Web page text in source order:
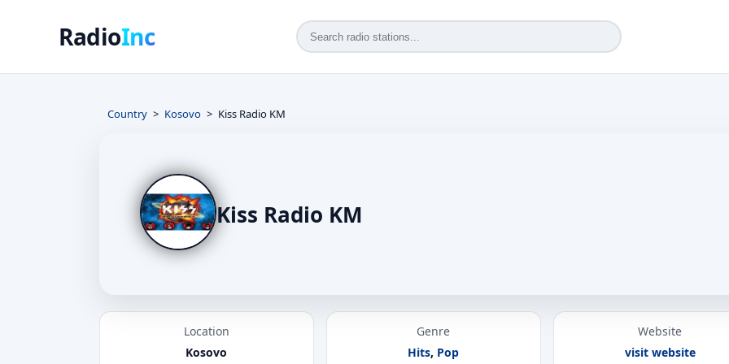
RadioInc
Country Kosovo Kiss Radio KM
Kiss Radio KM
Location
Kosovo
Genre
Hits, Pop
Website
visit website